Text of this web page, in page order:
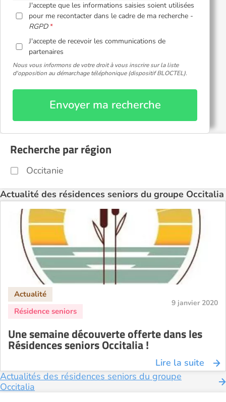
J'accepte que les informations saisies soient utilisées
pour me recontacter dans le cadre de ma recherche -
RGPD
J'accepte de recevoir les communications de
partenaires
Nous vous informons de votre droit à vous inscrire sur la liste
d'opposition au démarchage téléphonique (dispositif BLOCTEL).
Envoyer ma recherche
Recherche par région
Occitanie
Actualité des résidences seniors du groupe Occitalia
9 janvier 2020
Une semaine découverte offerte dans les
Résidences seniors Occitalia !
Lire la suite
Actualités des résidences seniors du groupe
Occitalia